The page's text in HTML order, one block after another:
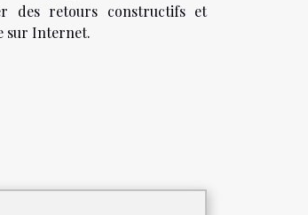
des retours constructifs et
sur Internet.